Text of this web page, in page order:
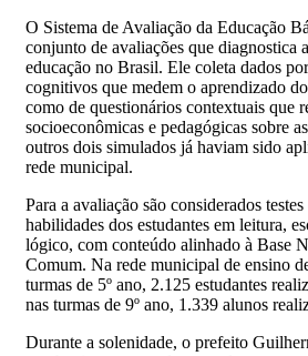
O Sistema de Avaliação da Educação
conjunto de avaliações que diagnostica
educação no Brasil. Ele coleta dados
cognitivos que medem o aprendizado
como de questionários contextuais que
socioeconômicas e pedagógicas sobre
outros dois simulados já haviam sido
rede municipal.
Para a avaliação são considerados
habilidades dos estudantes em leitura,
lógico, com conteúdo alinhado à Base
Comum. Na rede municipal de ensino
turmas de 5º ano, 2.125 estudantes
nas turmas de 9º ano, 1.339 alunos
Durante a solenidade, o prefeito